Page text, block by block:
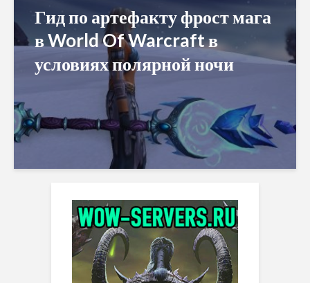
Гид по артефакту фрост мага
в World Of Warcraft в
условиях полярной ночи